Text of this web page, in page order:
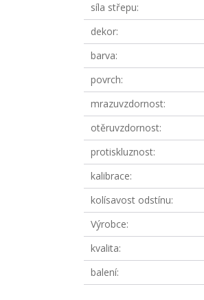
síla střepu
dekor
barva
povrch
mrazuvzdornost
otěruvzdornost
protiskluznost
kalibrace
kolísavost odstínu
Výrobce
kvalita
balení